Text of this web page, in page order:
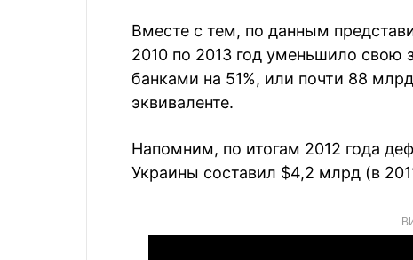
Вместе с тем, по данным
2010 по 2013 год уменьшило свою
банками на 51%, или почти 88
эквиваленте.
Напомним, по итогам 2012 года
Украины составил $4,2 млрд (в